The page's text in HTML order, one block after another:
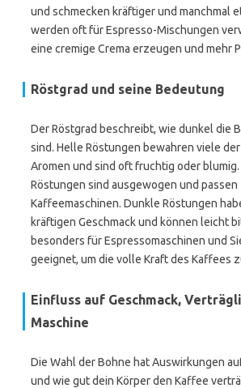
und schmecken kräftiger und manchmal
werden oft für Espresso-Mischungen
eine cremige Crema erzeugen und mehr
Röstgrad und seine Bedeutung
Der Röstgrad beschreibt, wie dunkel die
sind. Helle Röstungen bewahren viele
Aromen und sind oft fruchtig oder
Röstungen sind ausgewogen und
Kaffeemaschinen. Dunkle Röstungen
kräftigen Geschmack und können leicht
besonders für Espressomaschinen und
geeignet, um die volle Kraft des Kaffees
Einfluss auf Geschmack,
Maschine
Die Wahl der Bohne hat Auswirkungen
und wie gut dein Körper den Kaffee